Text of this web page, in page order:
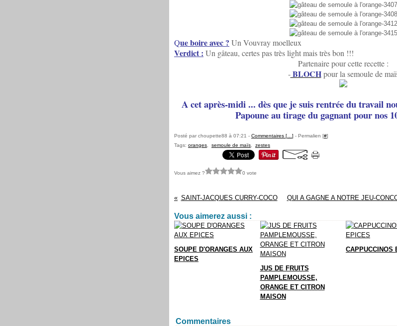
Que boire avec ? Un Vouvray moelleux
Verdict : Un gâteau, certes pas très light mais très bon !!!
Partenaire pour cette recette :
-BLOCHpour la semoule de
A cet après-midi ... dès que je suis rentrée du travail
Papoune au tirage du gagnant pour nos
Posté par choupette88 à 07:21 - Commentaires [ ] - Permalien [#]
Tags: oranges semoule de maïs zestes
Vous aimez ? 0 vote
SAINT-JACQUES CURRY-COCO QUI A GAGNE A NOTRE JEU-
Vous aimerez aussi :
SOUPE D'ORANGES AUX
EPICES
JUS DE FRUITS
PAMPLEMOUSSE,
ORANGE ET CITRON
MAISON
CAPPUCCINOS
Commentaires